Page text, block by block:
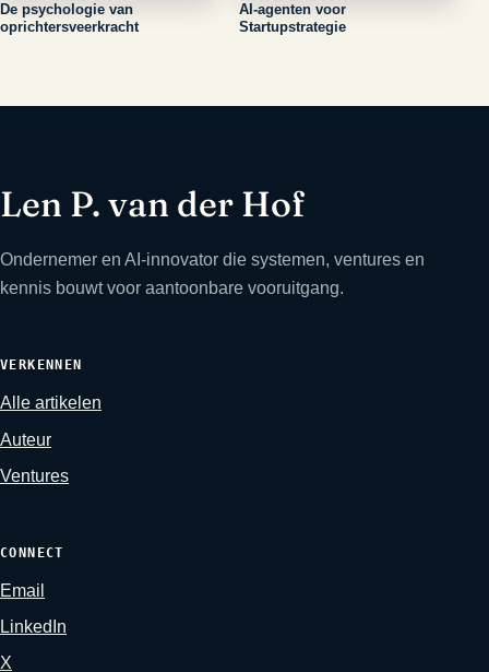
De psychologie van
oprichtersveerkracht
AI-agenten voor
Startupstrategie
Len P. van der Hof
Ondernemer en AI-innovator die systemen, ventures en
kennis bouwt voor aantoonbare vooruitgang.
VERKENNEN
Alle artikelen
Auteur
Ventures
CONNECT
Email
LinkedIn
X